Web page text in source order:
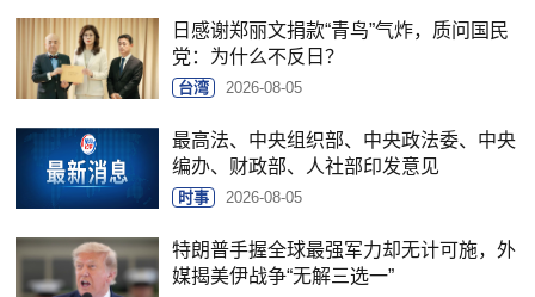
日感谢郑丽文捐款“青鸟”气炸，质问国民
党：为什么不反日？
台湾 2026-08-05
最高法、中央组织部、中央政法委、中央
编办、财政部、人社部印发意见
时事 2026-08-05
特朗普手握全球最强军力却无计可施，外
媒揭美伊战争“无解三选一”